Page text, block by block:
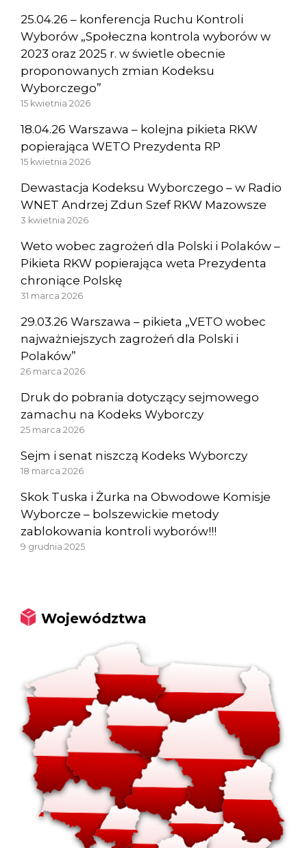
25.04.26 – konferencja Ruchu Kontroli
Wyborów „Społeczna kontrola wyborów w
2023 oraz 2025 r. w świetle obecnie
proponowanych zmian Kodeksu
Wyborczego”
15 kwietnia 2026
18.04.26 Warszawa – kolejna pikieta RKW
popierająca WETO Prezydenta RP
15 kwietnia 2026
Dewastacja Kodeksu Wyborczego – w Radio
WNET Andrzej Zdun Szef RKW Mazowsze
3 kwietnia 2026
Weto wobec zagrożeń dla Polski i Polaków –
Pikieta RKW popierająca weta Prezydenta
chroniące Polskę
31 marca 2026
29.03.26 Warszawa – pikieta „VETO wobec
najważniejszych zagrożeń dla Polski i
Polaków”
26 marca 2026
Druk do pobrania dotyczący sejmowego
zamachu na Kodeks Wyborczy
25 marca 2026
Sejm i senat niszczą Kodeks Wyborczy
18 marca 2026
Skok Tuska i Żurka na Obwodowe Komisje
Wyborcze – bolszewickie metody
zablokowania kontroli wyborów!!!
9 grudnia 2025
Województwa